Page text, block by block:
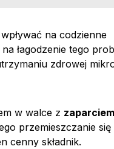
na codzienne
łagodzenie tego
zdrowej
w walce z zaparciem
przemieszczanie
cenny składnik.